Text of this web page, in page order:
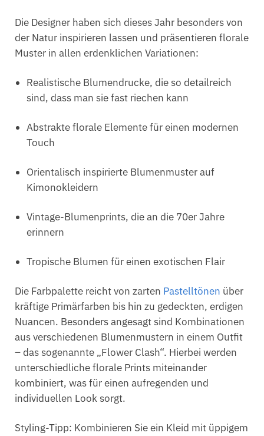
Die Designer haben sich dieses Jahr besonders von
der Natur inspirieren lassen und präsentieren florale
Muster in allen erdenklichen Variationen:
Realistische Blumendrucke, die so detailreich
sind, dass man sie fast riechen kann
Abstrakte florale Elemente für einen modernen
Touch
Orientalisch inspirierte Blumenmuster auf
Kimonokleidern
Vintage-Blumenprints, die an die 70er Jahre
erinnern
Tropische Blumen für einen exotischen Flair
Die Farbpalette reicht von zarten Pastelltönen über
kräftige Primärfarben bis hin zu gedeckten, erdigen
Nuancen. Besonders angesagt sind Kombinationen
aus verschiedenen Blumenmustern in einem Outfit
– das sogenannte „Flower Clash“. Hierbei werden
unterschiedliche florale Prints miteinander
kombiniert, was für einen aufregenden und
individuellen Look sorgt.
Styling-Tipp: Kombinieren Sie ein Kleid mit üppigem